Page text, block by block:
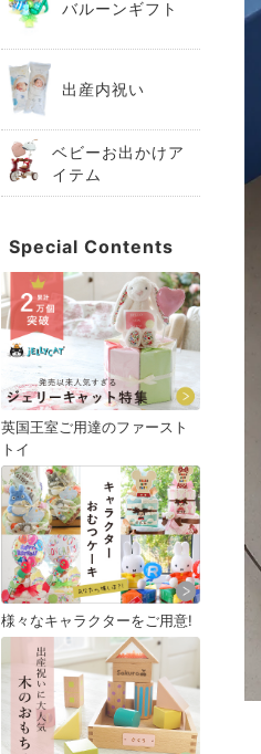
バルーンギフト
出産内祝い
ベビーお出かけア
イテム
Special Contents
英国王室ご用達のファースト
トイ
様々なキャラクターをご用意!